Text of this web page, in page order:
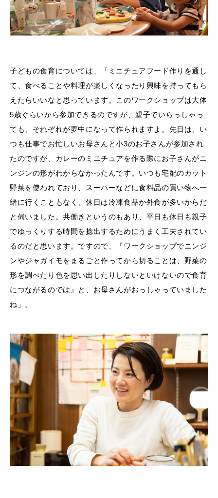
子どもの食育については、「ミニチュアフード作りを通し
て、食べることや料理が楽しくなったり興味を持ってもら
えたらいいなと思っています。このワークショップは大体
5歳ぐらいから参加できるのですが、親子でいらっしゃっ
ても、それぞれが夢中になって作られますよ。先日は、い
つも仕事でお忙しいお母さんと小3のお子さんが参加され
たのですが、カレーのミニチュアを作る際にお子さんがニ
ンジンの形がわからなかったんです。いつも宅配のカット
野菜を使われており、スーパーなどに食料品の買い物へ一
緒に行くこともなく、休日は冷凍食品か外食が多いからだ
と伺いました。共働きというのもあり、平日も休日も親子
でゆっくりする時間を捻出するためにうまく工夫されてい
るのだと思います。ですので、『ワークショップでニンジ
ンやジャガイモをまるごと作ってから切ることは、野菜の
形を調べたり色を思い出したりしないといけないので食育
につながるのでは』と、お母さんがおっしゃっていました
ね」。